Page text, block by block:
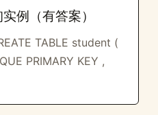
例（有答案）
TABLE student (
PRIMARY KEY ,